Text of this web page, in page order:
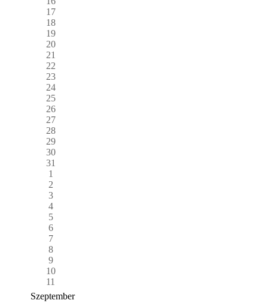
17
18
19
20
21
22
23
24
25
26
27
28
29
30
31
1
2
3
4
5
6
7
8
9
10
11
Szeptember